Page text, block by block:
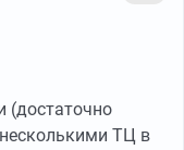
(достаточно
ТЦ в